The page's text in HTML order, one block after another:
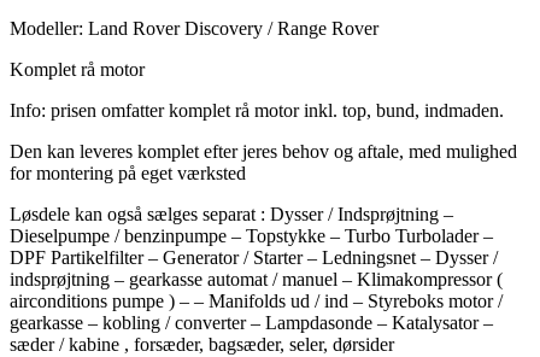
Modeller: Land Rover Discovery / Range Rover
Komplet rå motor
Info: prisen omfatter komplet rå motor inkl. top, bund, indmaden.
Den kan leveres komplet efter jeres behov og aftale, med mulighed
for montering på eget værksted
Løsdele kan også sælges separat : Dysser / Indsprøjtning –
Dieselpumpe / benzinpumpe – Topstykke – Turbo Turbolader –
DPF Partikelfilter – Generator / Starter – Ledningsnet – Dysser /
indsprøjtning – gearkasse automat / manuel – Klimakompressor (
airconditions pumpe ) – – Manifolds ud / ind – Styreboks motor /
gearkasse – kobling / converter – Lampdasonde – Katalysator –
sæder / kabine , forsæder, bagsæder, seler, dørsider